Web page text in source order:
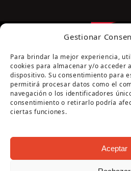
Gestionar
Para brindar la mejor experiencia,
cookies para almacenar y/o acceder
dispositivo. Su consentimiento para
permitirá procesar datos como el
navegación o los identificadores
consentimiento o retirarlo podría
ciertas funciones.
Aceptar
Página cofinanciada por la